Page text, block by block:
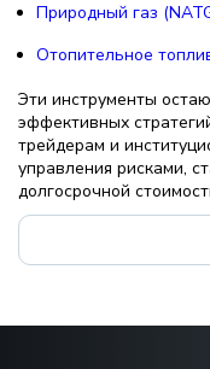
Природный газ
Отопительное
Эти инструменты
эффективных
трейдерам и
управления рисками,
долгосрочной